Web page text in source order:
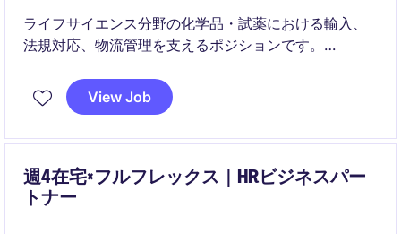
ライフサイエンス分野の化学品・試薬における輸入、
法規対応、物流管理を支えるポジションです。
少数精鋭の環境で、サプライチェーン全体に関わりな
がら将来の専門人材として成長できる機会がありま
View Job
週4在宅×フルフレックス｜HRビジネスパー
トナー